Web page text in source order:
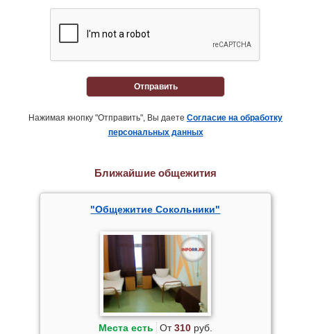
Отправить
Нажимая кнопку "Отправить", Вы даете Согласие на обработку
персональных данных
Ближайшие общежития
"Общежитие Сокольники"
Места есть От310руб.